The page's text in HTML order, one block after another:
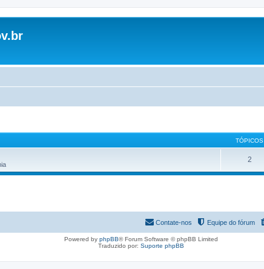
TÓPICOS
2
Equipe do fórum
Contate-nos
Powered by phpBB® Forum Software © phpBB Limited
Traduzido por: Suporte phpBB